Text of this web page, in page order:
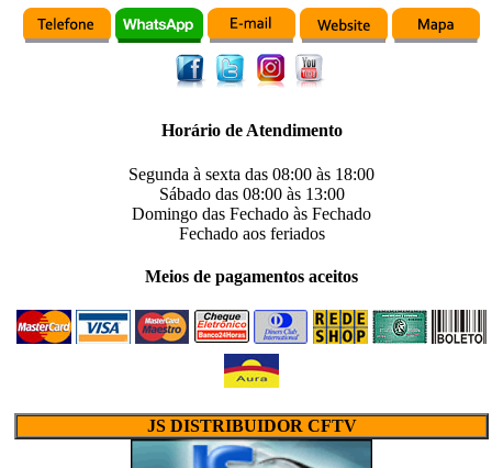
Horário de Atendimento
Segunda à sexta das 08:00 às 18:00
Sábado das 08:00às 13:00
Domingo das Fechado às Fechado
Fechadoaos feriados
Meios de pagamentos aceitos
JS DISTRIBUIDOR CFTV